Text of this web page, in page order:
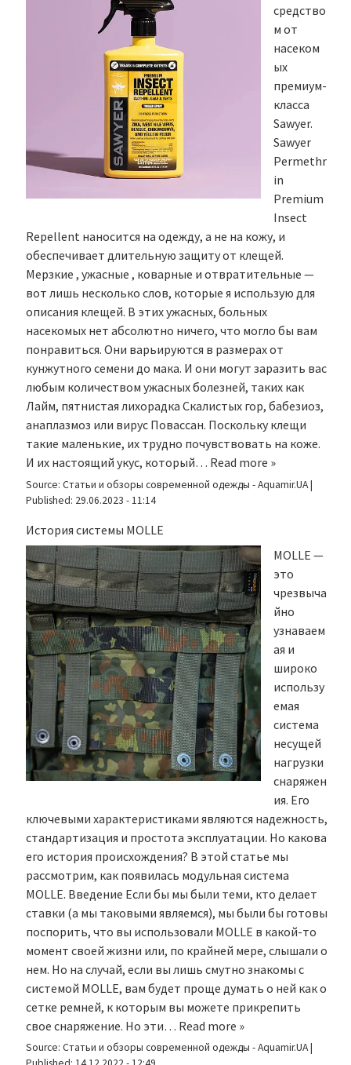
средство
м от
насеком
ых
премиум-
класса
Sawyer.
Sawyer
Permethr
in
Premium
Insect
Repellent наносится на одежду, а не на кожу, и
обеспечивает длительную защиту от клещей.
Мерзкие , ужасные , коварные и отвратительные —
вот лишь несколько слов, которые я использую для
описания клещей. В этих ужасных, больных
насекомых нет абсолютно ничего, что могло бы вам
понравиться. Они варьируются в размерах от
кунжутного семени до мака. И они могут заразить вас
любым количеством ужасных болезней, таких как
Лайм, пятнистая лихорадка Скалистых гор, бабезиоз,
анаплазмоз или вирус Повассан. Поскольку клещи
такие маленькие, их трудно почувствовать на коже.
И их настоящий укус, который… Read more »
Source: Статьи и обзоры современной одежды - Aquamir.UA|
Published: 29.06.2023 - 11:14
История системы MOLLE
MOLLE —
это
чрезвыча
йно
узнаваем
ая и
широко
использу
емая
система
несущей
нагрузки
снаряжен
ия. Его
ключевыми характеристиками являются надежность,
стандартизация и простота эксплуатации. Но какова
его история происхождения? В этой статье мы
рассмотрим, как появилась модульная система
MOLLE. Введение Если бы мы были теми, кто делает
ставки (а мы таковыми являемся), мы были бы готовы
поспорить, что вы использовали MOLLE в какой-то
момент своей жизни или, по крайней мере, слышали о
нем. Но на случай, если вы лишь смутно знакомы с
системой MOLLE, вам будет проще думать о ней как о
сетке ремней, к которым вы можете прикрепить
свое снаряжение. Но эти… Read more »
Source: Статьи и обзоры современной одежды - Aquamir.UA|